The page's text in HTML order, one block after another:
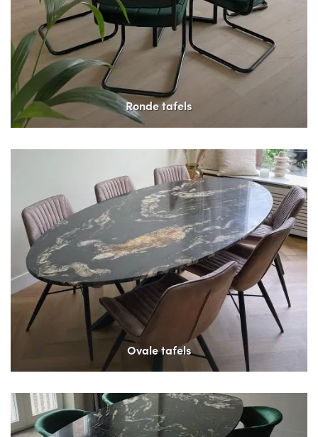
Ronde tafels
Ovale tafels